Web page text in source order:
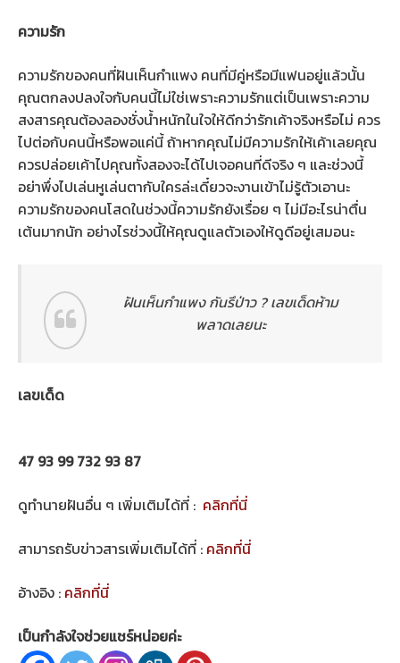
ความรัก
ความรักของคนที่ฝันเห็นกำแพง คนที่มีคู่หรือมีแฟนอยู่แล้วนั้น
คุณตกลงปลงใจกับคนนี้ไม่ใช่เพราะความรักแต่เป็นเพราะความ
สงสารคุณต้องลองชั่งน้ำหนักในใจให้ดีกว่ารักเค้าจริงหรือไม่ ควร
ไปต่อกับคนนี้หรือพอแค่นี้ ถ้าหากคุณไม่มีความรักให้เค้าเลยคุณ
ควรปล่อยเค้าไปคุณทั้งสองจะได้ไปเจอคนที่ดีจริง ๆ และช่วงนี้
อย่าพึ่งไปเล่นหูเล่นตากับใครล่ะเดี๋ยวจะงานเข้าไม่รู้ตัวเอานะ
ความรักของคนโสดในช่วงนี้ความรักยังเรื่อย ๆ ไม่มีอะไรน่าตื่น
เต้นมากนัก อย่างไรช่วงนี้ให้คุณดูแลตัวเองให้ดูดีอยู่เสมอนะ
ฝันเห็นกำแพง กันรึป่าว ? เลขเด็ดห้าม
พลาดเลยนะ
เลขเด็ด
47 93 99 732 93 87
ดูทำนายฝันอื่น ๆ เพิ่มเติมได้ที่ : คลิกที่นี่
สามารถรับข่าวสารเพิ่มเติมได้ที่ : คลิกที่นี่
อ้างอิง : คลิกที่นี่
เป็นกำลังใจช่วยแชร์หน่อยค่ะ